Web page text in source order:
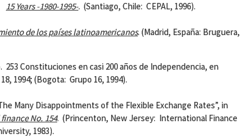
15 Years -1980-1995-. (Santiago, Chile: CEPAL, 1996).
de los países latinoamericanos. (Madrid, España: Bruguera,
Constituciones en casi 200 años de Independencia, en
1994; (Bogota: Grupo 16, 1994).
Disappointments of the Flexible Exchange Rates”, in
No. 154. (Princenton, New Jersey: International Finance
1983).